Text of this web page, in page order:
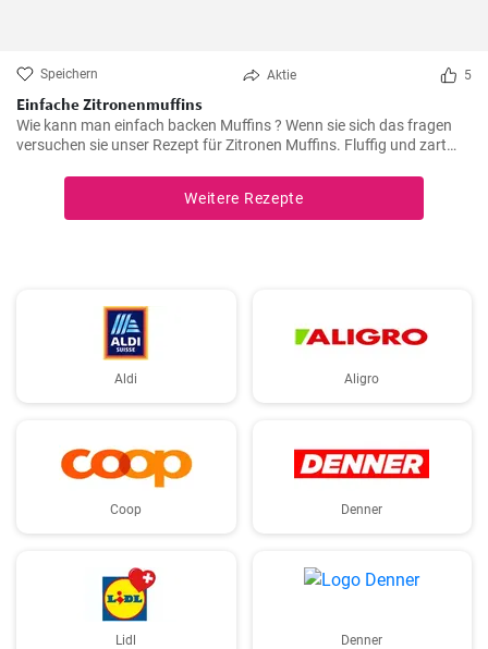
Speichern Aktie 5
Einfache Zitronenmuffins
Wie kann man einfach backen Muffins ? Wenn sie sich das fragen
versuchen sie unser Rezept für Zitronen Muffins. Fluffig und zart
Gäste werden sie lieben .
Weitere Rezepte
Aldi Aligro
Coop Denner
Lidl Denner